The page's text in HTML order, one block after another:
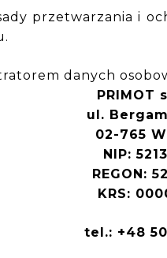
przetwarzania i
danych
PRIMOT
ul.
02-765
NIP:
REGON:
KRS:
tel.: +48